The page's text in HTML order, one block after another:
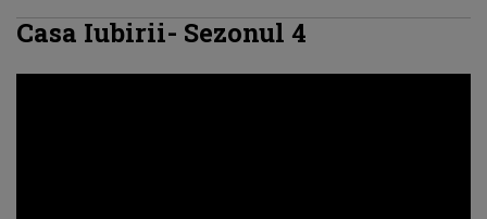
Casa Iubirii- Sezonul 4